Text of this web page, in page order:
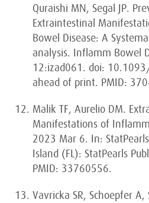
Quraishi MN, Segal JP.
Extraintestinal
Bowel Disease: A
analysis. Inflamm Bowel
12:izad061. doi:
ahead of print. PMID:
Malik TF, Aurelio DM.
Manifestations of
2023 Mar 6. In:
Island (FL): StatPearls
PMID: 33760556.
Vavricka SR, Schoepfer A,